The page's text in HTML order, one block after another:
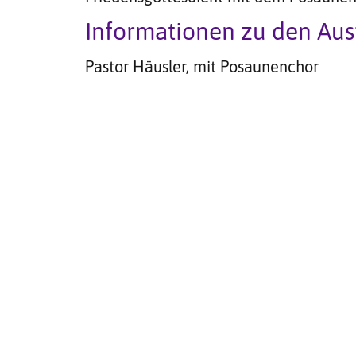
Informationen zu den
Pastor Häusler, mit Posaunenchor